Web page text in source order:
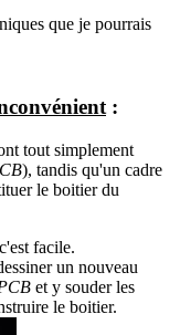
que je pourrais
:
tout simplement
), tandis qu'un cadre
le boitier du
facile.
un nouveau
et y souder les
le boitier.